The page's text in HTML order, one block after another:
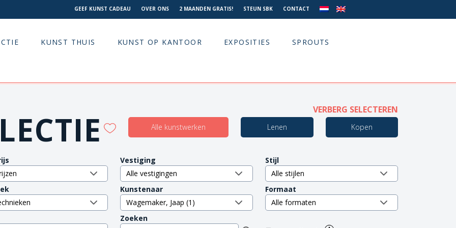
GEEF KUNST CADEAU OVER ONS 2 MAANDEN GRATIS! STEUN SBK CONTACT
KUNST THUIS KUNST OP KANTOOR EXPOSITIES SPROUTS
VERBERG SELECTEREN
Alle kunstwerken Lenen Kopen
Vestiging Stijl
Kunstenaar Formaat
Zoeken